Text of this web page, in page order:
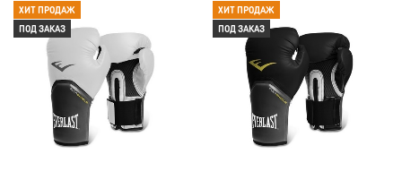
ХИТ ПРОДАЖ
ПОД ЗАКАЗ
ХИТ ПРОДАЖ
ПОД ЗАКАЗ